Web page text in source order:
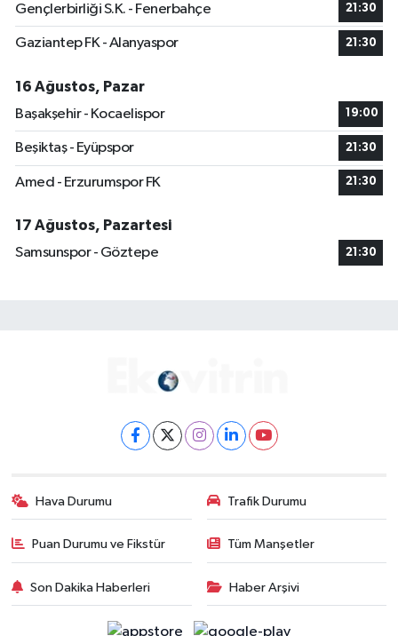
Gençlerbirliği S.K. - Fenerbahçe 21:30
Gaziantep FK - Alanyaspor 21:30
16 Ağustos, Pazar
Başakşehir - Kocaelispor
19:00
Beşiktaş - Eyüpspor 21:30
Amed - Erzurumspor FK 21:30
17 Ağustos, Pazartesi
Samsunspor - Göztepe
21:30
Hava Durumu Trafik Durumu
Puan Durumu ve Fikstür Tüm Manşetler
Son Dakika Haberleri Haber Arşivi